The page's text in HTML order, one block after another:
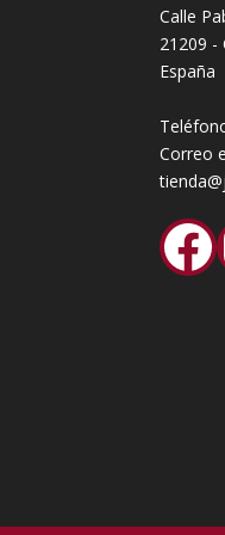
Calle
21209 -
España
Correo